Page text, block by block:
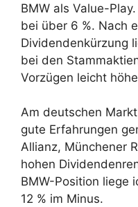
BMW als Value-
bei über 6 %. Nach
Dividendenkürzung
bei den
Vorzügen leicht
Am deutschen
gute Erfahrungen
Allianz, Münchener
hohen
BMW-Position liege
12 % im Minus.